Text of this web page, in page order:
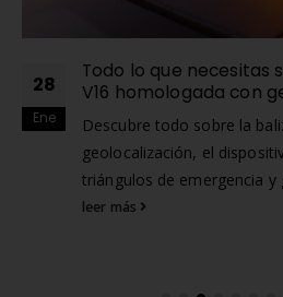
28
Ene
Todo lo que necesitas
V16 homologada con
Descubre todo sobre la
geolocalización, el
triángulos de emergencia y
leer más